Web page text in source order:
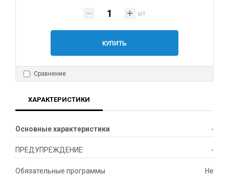
шт
КУПИТЬ
Сравнение
ХАРАКТЕРИСТИКИ
Основные характеристики -
ПРЕДУПРЕЖДЕНИЕ -
Обязательные программы
Не